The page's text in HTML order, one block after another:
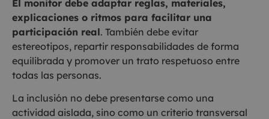
El monitor debe adaptar reglas, materiales,
explicaciones o ritmos para facilitar una
participación real. También debe evitar
estereotipos, repartir responsabilidades de forma
equilibrada y promover un trato respetuoso entre
todas las personas.
La inclusión no debe presentarse como una
actividad aislada, sino como un criterio transversal